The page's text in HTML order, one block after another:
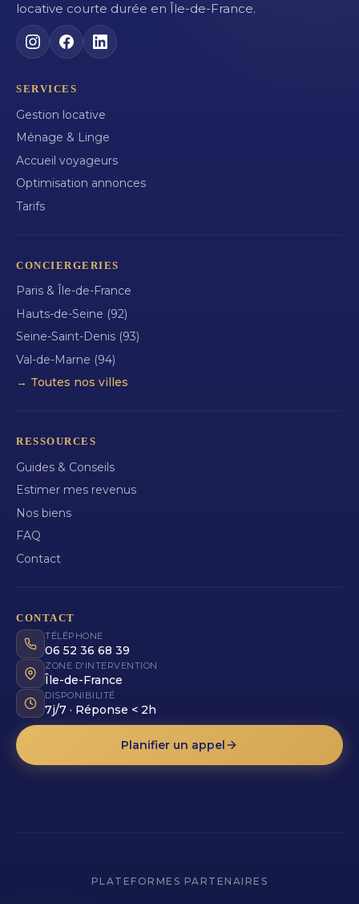
locative courte durée en Île-de-France.
SERVICES
Gestion locative
Ménage & Linge
Accueil voyageurs
Optimisation annonces
Tarifs
CONCIERGERIES
Paris & Île-de-France
Hauts-de-Seine (92)
Seine-Saint-Denis (93)
Val-de-Marne (94)
→ Toutes nos villes
RESSOURCES
Guides & Conseils
Estimer mes revenus
Nos biens
FAQ
Contact
CONTACT
TÉLÉPHONE
06 52 36 68 39
ZONE D'INTERVENTION
Île-de-France
DISPONIBILITÉ
7j/7 · Réponse < 2h
Planifier un appel
PLATEFORMES PARTENAIRES